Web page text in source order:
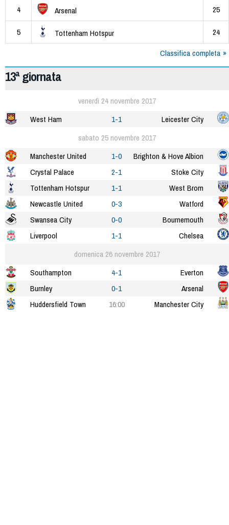
4 Arsenal 25
5 Tottenham Hotspur
24
Classifica completa
13ª giornata
venerdì 24 novembre 2017
West Ham
1-1
Leicester City
sabato 25 novembre 2017
Manchester United
1-0
Brighton & Hove Albion
Crystal Palace
2-1
Stoke City
Tottenham Hotspur
1-1
West Brom
Newcastle United
0-3
Watford
Swansea City
0-0
Bournemouth
Liverpool
1-1
Chelsea
domenica 26 novembre 2017
Southampton
4-1
Everton
Burnley
0-1
Arsenal
Huddersfield Town
16:00 Manchester City